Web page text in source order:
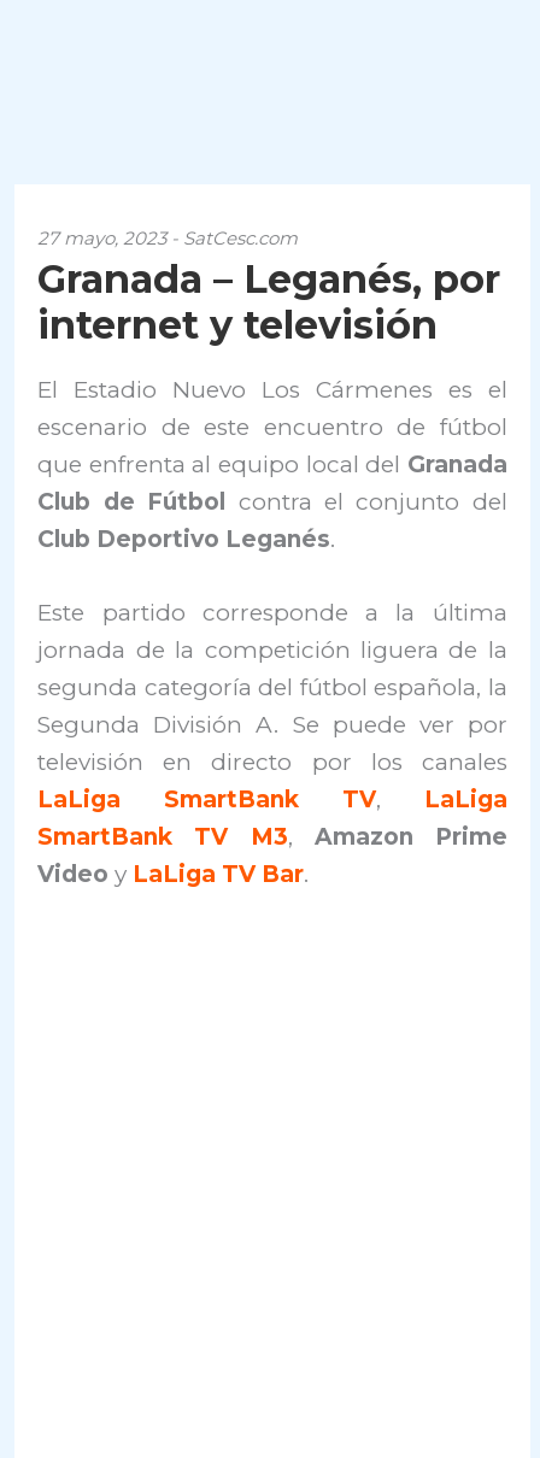
27 mayo, 2023 - SatCesc.com
Granada – Leganés, por
internet y televisión
El Estadio Nuevo Los Cármenes es el
escenario de este encuentro de fútbol
que enfrenta al equipo local del Granada
Club de Fútbol contra el conjunto del
Club Deportivo Leganés.
Este partido corresponde a la última
jornada de la competición liguera de la
segunda categoría del fútbol española, la
Segunda División A. Se puede ver por
televisión en directo por los canales
LaLiga SmartBank TV, LaLiga
SmartBank TV M3, Amazon Prime
Video y LaLiga TV Bar.